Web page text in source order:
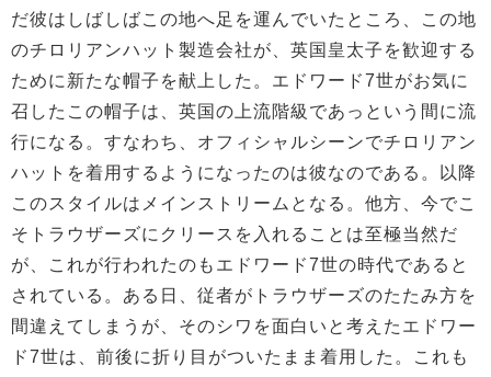
だ彼はしばしばこの地へ足を運んでいたところ、この地
のチロリアンハット製造会社が、英国皇太子を歓迎する
ために新たな帽子を献上した。エドワード7世がお気に
召したこの帽子は、英国の上流階級であっという間に流
行になる。すなわち、オフィシャルシーンでチロリアン
ハットを着用するようになったのは彼なのである。以降
このスタイルはメインストリームとなる。他方、今でこ
そトラウザーズにクリースを入れることは至極当然だ
が、これが行われたのもエドワード7世の時代であると
されている。ある日、従者がトラウザーズのたたみ方を
間違えてしまうが、そのシワを面白いと考えたエドワー
ド7世は、前後に折り目がついたまま着用した。これも